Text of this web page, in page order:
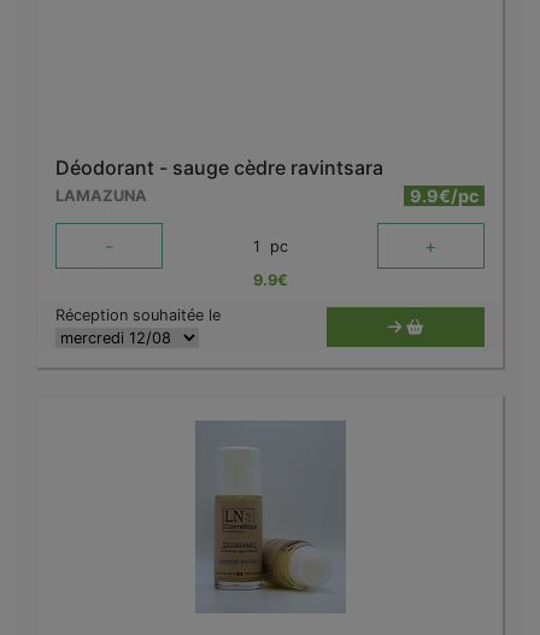
Déodorant - sauge cèdre ravintsara
LAMAZUNA 9.9€/pc
- 1 pc +
9.9€
Réception souhaitée le